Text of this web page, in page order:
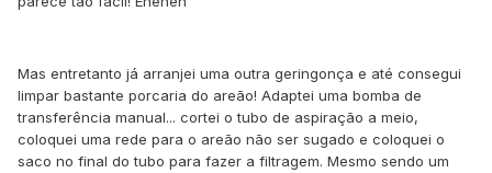
Mas entretanto já arranjei uma outra geringonça e até consegui
limpar bastante porcaria do areão! Adaptei uma bomba de
transferência manual... cortei o tubo de aspiração a meio,
coloquei uma rede para o areão não ser sugado e coloquei o
saco no final do tubo para fazer a filtragem. Mesmo sendo um